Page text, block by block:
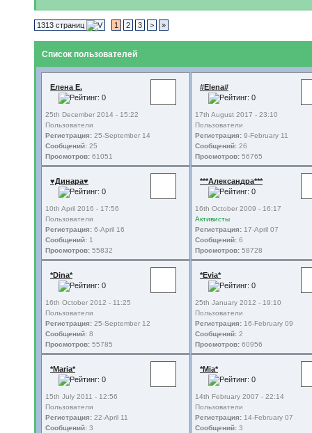
1313 страниц 1 2 3 > »
Список пользователей
Елена Е.
25th December 2014 - 15:22
Пользователи
Регистрация: 25-September 14
Сообщений: 25
Просмотров: 61051
#Elena#
17th August 2017 - 23:10
Пользователи
Регистрация: 9-February 11
Сообщений: 26
Просмотров: 56765
♥Динара♥
10th April 2016 - 17:56
Пользователи
Регистрация: 6-April 16
Сообщений: 1
Просмотров: 55832
***Александра***
16th October 2009 - 16:17
Активисты
Регистрация: 17-April 07
Сообщений: 6
Просмотров: 58728
*Dina*
16th October 2012 - 11:25
Пользователи
Регистрация: 25-September 12
Сообщений: 8
Просмотров: 55785
*Evia*
25th January 2012 - 19:10
Пользователи
Регистрация: 16-February 09
Сообщений: 2
Просмотров: 60956
*Maria*
15th July 2011 - 12:56
Пользователи
Регистрация: 22-April 11
Сообщений: 3
*Mia*
14th February 2007 - 22:14
Пользователи
Регистрация: 14-February 07
Сообщений: 3